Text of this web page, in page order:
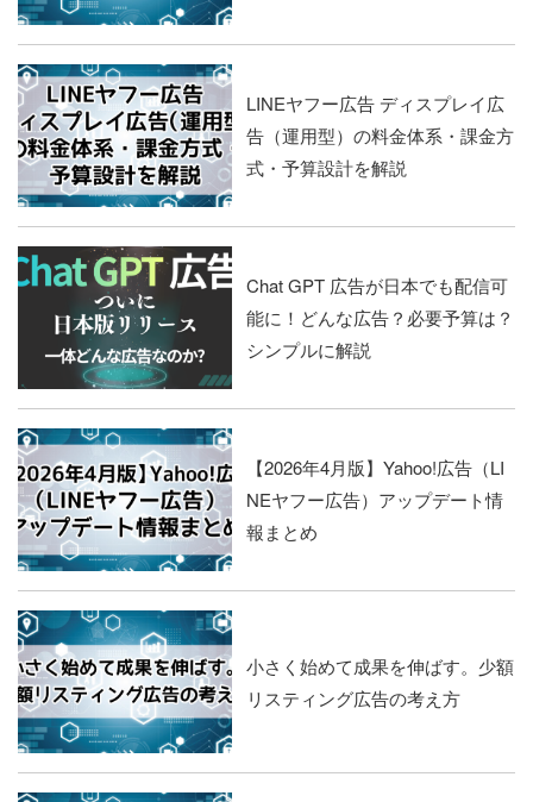
LINEヤフー広告 ディスプレイ広
告（運用型）の料金体系・課金方
式・予算設計を解説
Chat GPT 広告が日本でも配信可
能に！どんな広告？必要予算は？
シンプルに解説
【2026年4月版】Yahoo!広告（LI
NEヤフー広告）アップデート情
報まとめ
小さく始めて成果を伸ばす。少額
リスティング広告の考え方